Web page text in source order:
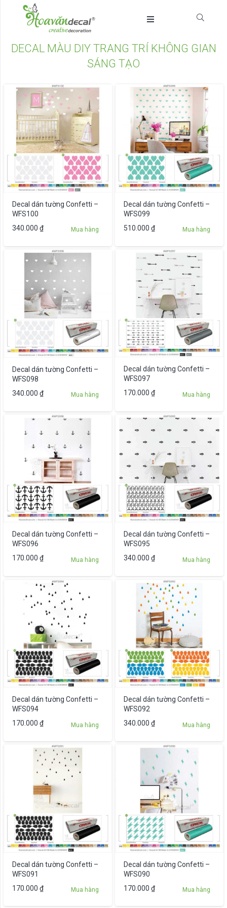
DECAL MÀU DIY TRANG TRÍ KHÔNG GIAN
SÁNG TẠO
Decal dán tường Confetti –
WFS100
340.000 ₫ Mua hàng
Decal dán tường Confetti –
WFS099
510.000 ₫ Mua hàng
Decal dán tường Confetti –
WFS098
340.000 ₫ Mua hàng
Decal dán tường Confetti –
WFS097
170.000 ₫ Mua hàng
Decal dán tường Confetti –
WFS096
170.000 ₫ Mua hàng
Decal dán tường Confetti –
WFS095
340.000 ₫ Mua hàng
Decal dán tường Confetti –
WFS094
170.000 ₫ Mua hàng
Decal dán tường Confetti –
WFS092
340.000 ₫ Mua hàng
Decal dán tường Confetti –
WFS091
170.000 ₫ Mua hàng
Decal dán tường Confetti –
WFS090
170.000 ₫ Mua hàng